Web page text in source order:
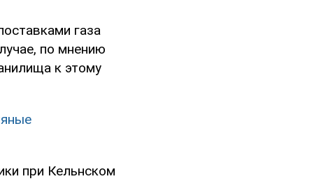
газа
по мнению
к этому
при Кельнском